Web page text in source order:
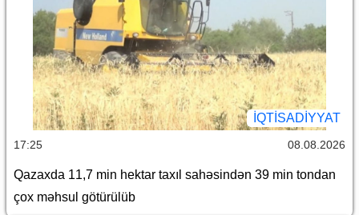
İQTİSADİYYAT
17:25 08.08.2026
Qazaxda 11,7 min hektar taxıl sahəsindən 39 min tondan
çox məhsul götürülüb